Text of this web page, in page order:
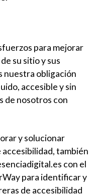
para mejorar
su sitio y sus
nuestra obligación
accesible y sin
de nosotros con
y solucionar
también
con el
para identificar y
de accesibilidad